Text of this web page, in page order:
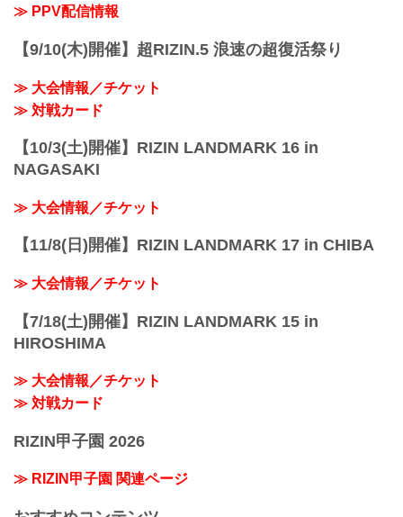
≫ PPV配信情報
【9/10(木)開催】超RIZIN.5 浪速の超復活祭り
≫ 大会情報／チケット
≫ 対戦カード
【10/3(土)開催】RIZIN LANDMARK 16 in
NAGASAKI
≫ 大会情報／チケット
【11/8(日)開催】RIZIN LANDMARK 17 in CHIBA
≫ 大会情報／チケット
【7/18(土)開催】RIZIN LANDMARK 15 in
HIROSHIMA
≫ 大会情報／チケット
≫ 対戦カード
RIZIN甲子園 2026
≫ RIZIN甲子園 関連ページ